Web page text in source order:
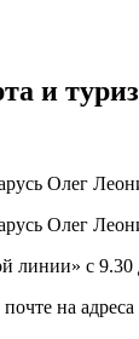
и
Олег
Олег
с
на адреса